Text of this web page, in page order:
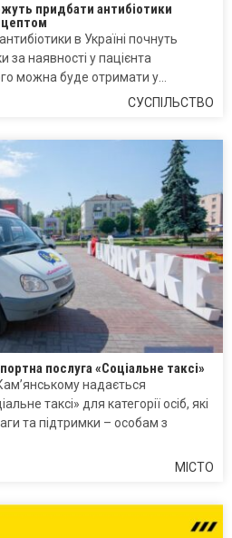
придбати антибіотики
в Україні почнуть
за наявності у пацієнта
можна буде отримати у…
СУСПІЛЬСТВО
послуга «Соціальне таксі»
надається
таксі» для категорії осіб, які
та підтримки – особам з
МІСТО